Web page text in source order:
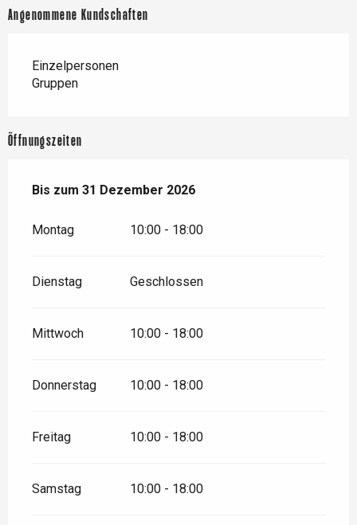
Angenommene Kundschaften
Einzelpersonen
Gruppen
Öffnungszeiten
vom2 Januar 2026bis zum31 Dezember 2026
Bis zum 31 Dezember 2026
Montag 10:00 - 18:00
Dienstag Geschlossen
Mittwoch 10:00 - 18:00
Donnerstag 10:00 - 18:00
Freitag 10:00 - 18:00
Samstag 10:00 - 18:00